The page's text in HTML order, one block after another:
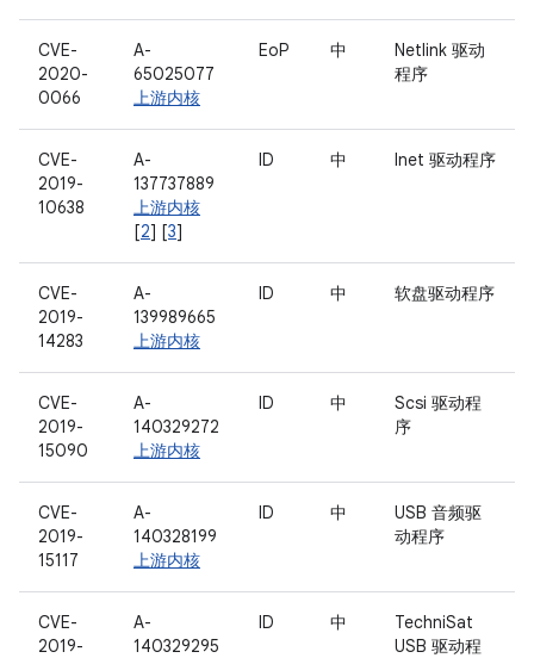
CVE-
2020-
0066
A-
65025077
上游内核
EoP 中
Netlink 驱动
程序
CVE-
2019-
10638
A-
137737889
上游内核
[2] [3]
ID 中 Inet 驱动程序
CVE-
2019-
14283
A-
139989665
上游内核
ID 中 软盘驱动程序
CVE-
2019-
15090
A-
140329272
上游内核
ID 中
Scsi 驱动程
序
CVE-
2019-
15117
A-
140328199
上游内核
ID 中
USB 音频驱
动程序
CVE-
2019-
A-
140329295
ID 中
TechniSat
USB 驱动程